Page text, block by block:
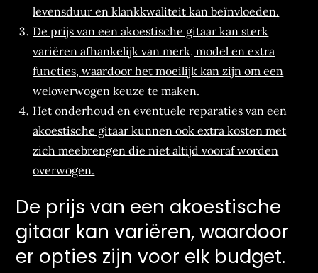
levensduur en klankkwaliteit kan beïnvloeden.
De prijs van een akoestische gitaar kan sterk
variëren afhankelijk van merk, model en extra
functies, waardoor het moeilijk kan zijn om een
weloverwogen keuze te maken.
Het onderhoud en eventuele reparaties van een
akoestische gitaar kunnen ook extra kosten met
zich meebrengen die niet altijd vooraf worden
overwogen.
De prijs van een akoestische
gitaar kan variëren, waardoor
er opties zijn voor elk budget.